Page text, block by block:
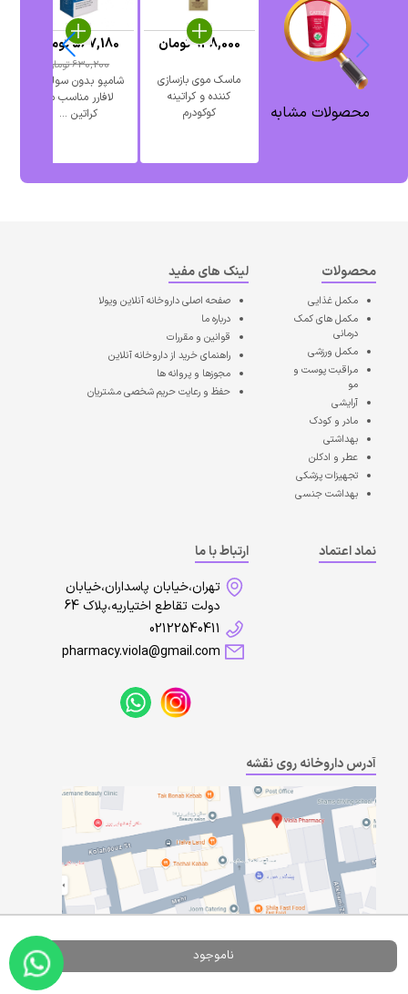
محصولات مشابه
ماسک موی بازسازی
کننده و کراتینه
کوکودرم
948,000تومان
شامپو بدون سولفات
لافارر مناسب مو
کراتین ...
630,200تومان
567,180تومان
ناموجود
محصولات
مکمل غذایی
مکمل های کمک
درمانی
مکمل ورزشی
مراقبت پوست و
مو
آرایشی
مادر و کودک
بهداشتی
عطر و ادکلن
تجهیزات پزشکی
بهداشت جنسی
لینک های مفید
صفحه اصلیداروخانه آنلاین ویولا
درباره ما
قوانین و مقررات
راهنمای خرید از داروخانه آنلاین
مجوزها و پروانه ها
حفظ و رعایت حریم شخصی مشتریان
نماد اعتماد
ارتباط با ما
تهران،خیابان پاسداران،خیابان
دولت تقاطع اختیاریه،پلاک 64
02122540411
pharmacy.viola@gmail.com
آدرس داروخانه روی نقشه
A Pluss
Powered By